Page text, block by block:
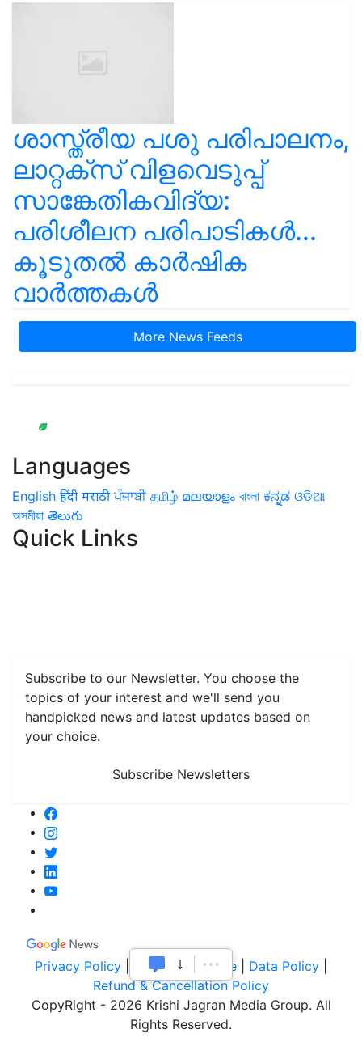
ശാസ്ത്രീയ പശു പരിപാലനം,
ലാറ്റക്സ് വിളവെടുപ്പ്
സാങ്കേതികവിദ്യ:
പരിശീലന പരിപാടികൾ...
കൂടുതൽ കാർഷിക
വാർത്തകൾ
More News Feeds
Languages
English हिंदी मराठी ਪੰਜਾਬੀ தமிழ் മലയാളം বাংলা ಕನ್ನಡ ଓଡିଆ
অসমীয়া తెలుగు
Quick Links
Subscribe to our Newsletter. You choose the
topics of your interest and we'll send you
handpicked news and latest updates based on
your choice.
Subscribe Newsletters
Privacy Policy Terms of Service Data Policy
Refund & Cancellation Policy
CopyRight - 2026 Krishi Jagran Media Group. All
Rights Reserved.